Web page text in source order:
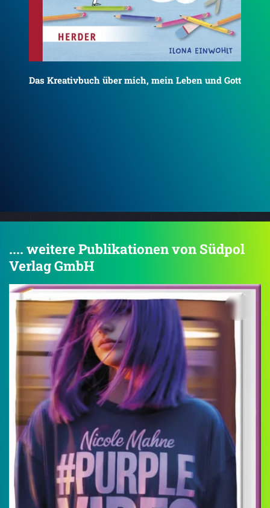
.... weitere Publikationen von Südpol
Verlag GmbH